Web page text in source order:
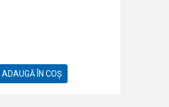
ADAUGĂ ÎN COȘ